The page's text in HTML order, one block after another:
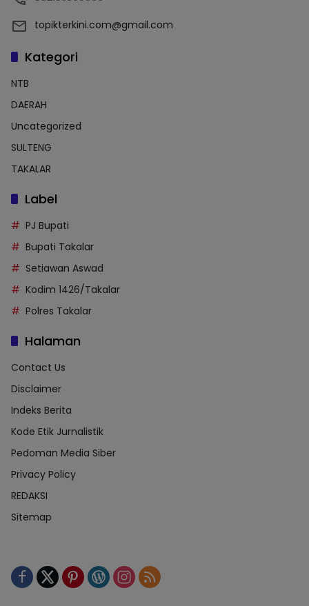
topikterkini.com@gmail.com
Kategori
NTB
DAERAH
Uncategorized
SULTENG
TAKALAR
Label
PJ Bupati
Bupati Takalar
Setiawan Aswad
Kodim 1426/Takalar
Polres Takalar
Halaman
Contact Us
Disclaimer
Indeks Berita
Kode Etik Jurnalistik
Pedoman Media Siber
Privacy Policy
REDAKSI
Sitemap